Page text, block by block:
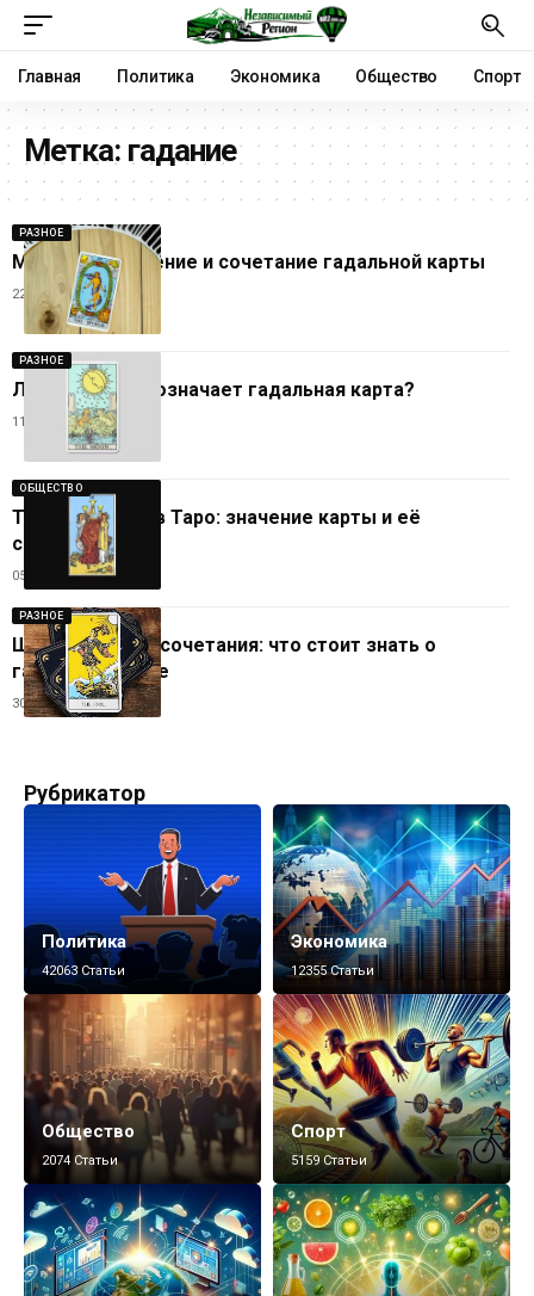
Главная Политика Экономика Общество Спорт
Метка: гадание
РАЗНОЕ
Мир Таро: значение и сочетание гадальной карты
22.10.2025
РАЗНОЕ
Луна Таро: что означает гадальная карта?
11.10.2025
ОБЩЕСТВО
Тройка Кубков в Таро: значение карты и её
сочетания
05.10.2025
РАЗНОЕ
Шут Таро и его сочетания: что стоит знать о
гадальной карте
30.09.2025
Рубрикатор
Политика
42063 Статьи
Экономика
12355 Статьи
Общество
2074 Статьи
Спорт
5159 Статьи